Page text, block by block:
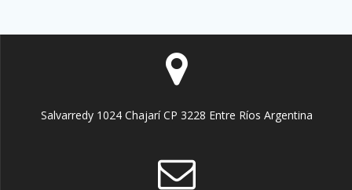
Salvarredy 1024 Chajarí CP 3228 Entre Ríos Argentina